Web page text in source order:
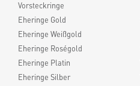
Vorsteckringe
Eheringe Gold
Eheringe Weißgold
Eheringe Roségold
Eheringe Platin
Eheringe Silber